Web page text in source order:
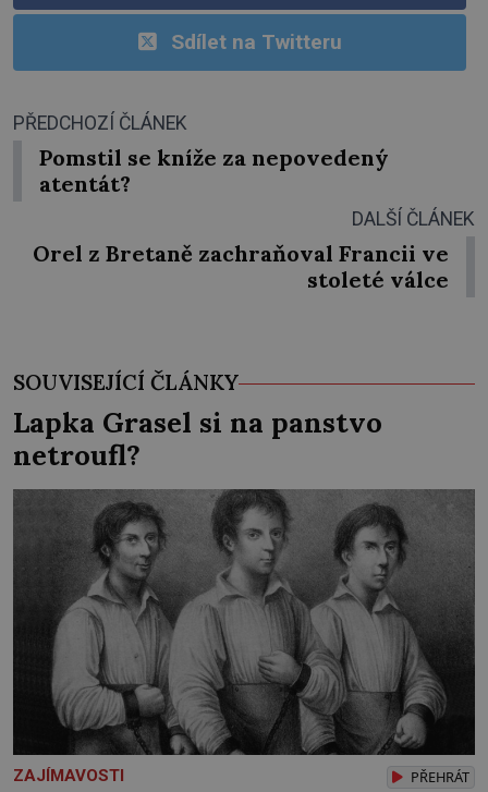
Sdílet na Twitteru
PŘEDCHOZÍ ČLÁNEK
Pomstil se kníže za nepovedený
atentát?
DALŠÍ ČLÁNEK
Orel z Bretaně zachraňoval Francii ve
stoleté válce
SOUVISEJÍCÍ ČLÁNKY
Lapka Grasel si na panstvo
netroufl?
ZAJÍMAVOSTI PŘEHRÁT